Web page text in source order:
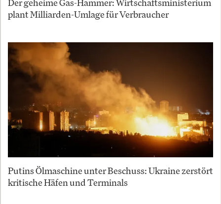
Der geheime Gas-Hammer: Wirtschaftsministerium
plant Milliarden-Umlage für Verbraucher
Putins Ölmaschine unter Beschuss: Ukraine zerstört
kritische Häfen und Terminals